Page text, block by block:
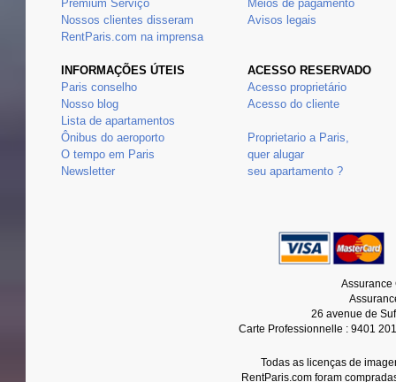
Premium Serviço
Nossos clientes disseram
RentParis.com na imprensa
INFORMAÇÕES ÚTEIS
Paris conselho
Nosso blog
Lista de apartamentos
Ônibus do aeroporto
O tempo em Paris
Newsletter
Meios de pagamento
Avisos legais
ACESSO RESERVADO
Acesso proprietário
Acesso do cliente
Proprietario a Paris,
quer alugar
seu apartamento ?
Assurance
26 avenue de
Carte Professionnelle : 9401
Todas as licenças de
RentParis.com foram